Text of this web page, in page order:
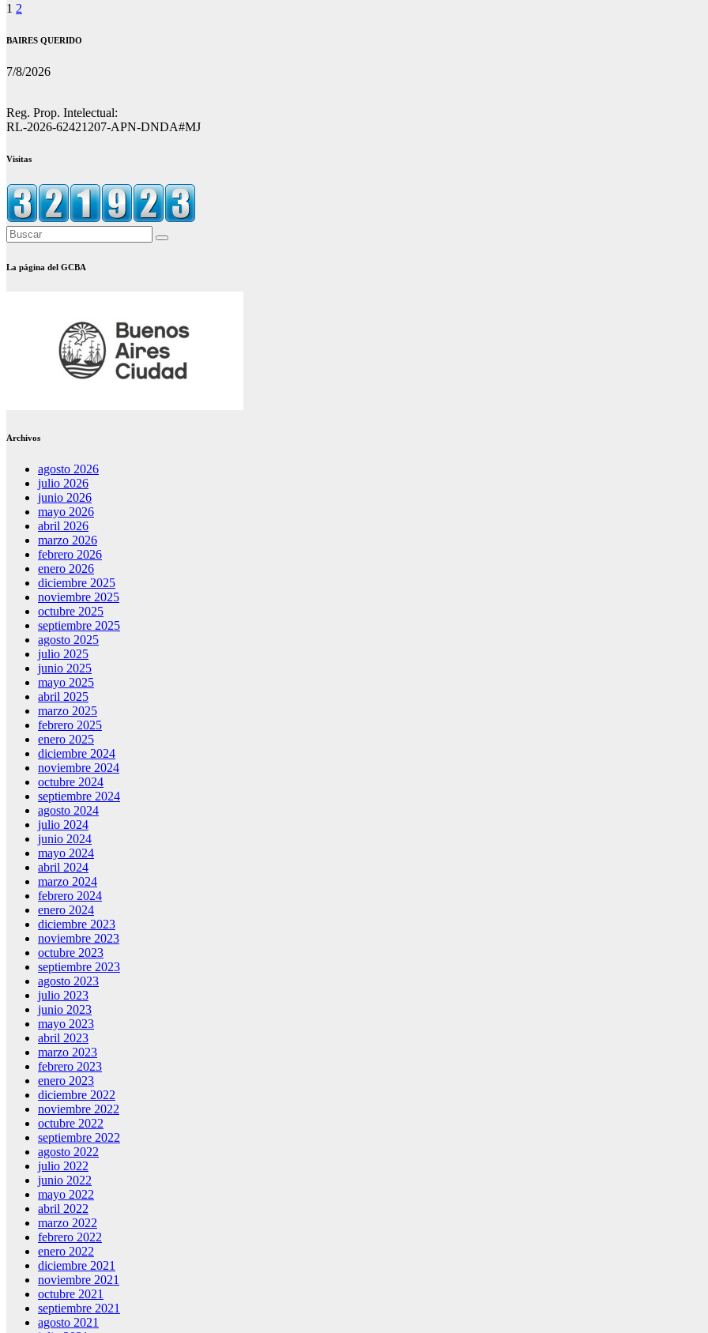
Paginación
de
1 2
BAIRES QUERIDO
7/8/2026
Reg. Prop. Intelectual:
RL-2026-62421207-APN-DNDA#MJ
Visitas
La página del GCBA
Archivos
agosto 2026
julio 2026
junio 2026
mayo 2026
abril 2026
marzo 2026
febrero 2026
enero 2026
diciembre 2025
noviembre 2025
octubre 2025
septiembre 2025
agosto 2025
julio 2025
junio 2025
mayo 2025
abril 2025
marzo 2025
febrero 2025
enero 2025
diciembre 2024
noviembre 2024
octubre 2024
septiembre 2024
agosto 2024
julio 2024
junio 2024
mayo 2024
abril 2024
marzo 2024
febrero 2024
enero 2024
diciembre 2023
noviembre 2023
octubre 2023
septiembre 2023
agosto 2023
julio 2023
junio 2023
mayo 2023
abril 2023
marzo 2023
febrero 2023
enero 2023
diciembre 2022
noviembre 2022
octubre 2022
septiembre 2022
agosto 2022
julio 2022
junio 2022
mayo 2022
abril 2022
marzo 2022
febrero 2022
enero 2022
diciembre 2021
noviembre 2021
octubre 2021
septiembre 2021
agosto 2021